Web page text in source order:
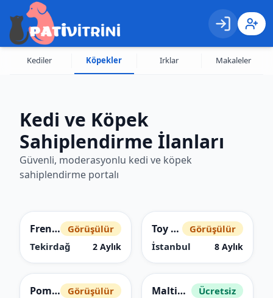
Giriş Kayıt
Kediler Köpekler Irklar Makaleler
Kedi ve Köpek
Sahiplendirme İlanları
Güvenli, moderasyonlu kedi ve köpek
sahiplendirme portalı
French Bulldog
Görüşülür
Tekirdağ
2 Aylık
Toy Poodle
Görüşülür
İstanbul
8 Aylık
Pomeranian Boo
Görüşülür
Maltipoo
Ücretsiz